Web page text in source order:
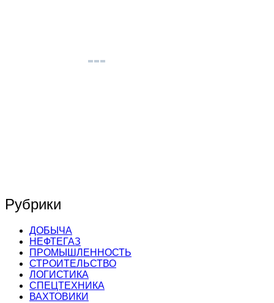
Рубрики
ДОБЫЧА
НЕФТЕГАЗ
ПРОМЫШЛЕННОСТЬ
СТРОИТЕЛЬСТВО
ЛОГИСТИКА
СПЕЦТЕХНИКА
ВАХТОВИКИ